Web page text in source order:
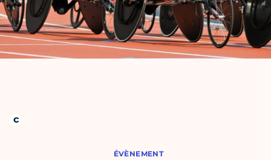
ÉVÈNEMENT